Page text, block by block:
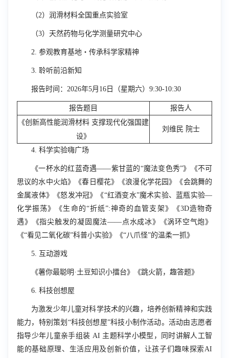
（2）润滑材料全国重点实验室
（3）天然药物与化学测量研究中心
2. 参观教育基地・传承科学家精神
3. 聆听前沿新知
报告时间： 2026年5月 16 日（星期六） 9:30-10:30
报告题目
报告人
《创新高性能润滑材料 支撑现代化强国建
设》
刘维民 院士
4. 科学实验嗨广场
《一杯水的红蓝奇遇——紫甘蓝的“魔法变色秀”》《不可
思议的水中火焰》《春日樱花》《浪漫化学花园》《会跳舞的
金属液体》《怒发冲冠》《“红酒变水”魔术实验、蓝瓶实验—
化学振荡》《生命的“折纸”:神奇的血管支架》《3D造物奇
遇》《指尖触发的凝固魔法——点水成冰》《涡环空气炮》
《“看见二氧化碳”科普小实验》《“八爪怪”的温柔一抓》
5. 互动游戏
《薯你最聪明·土豆知识小擂台》《跳火箭，趣答题》
6. 科技创想屋
为激发少年儿童对科学技术的兴趣，培养创新精神和实践
能力，特别策划“科技创想屋”科技小制作活动。活动由志愿者
指导少年儿童亲手组装 AI 主题科学小模型，同时讲解人工智
能的基础原理、生活应用及创新价值，让孩子们趣味探索AI